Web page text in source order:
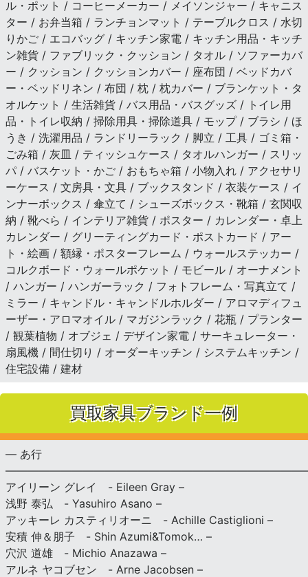
ル・ポット / コーヒーメーカー / メイソンジャー / キャニス
ター / お弁当箱 / ランチョンマット / テーブルクロス / 水切
りかご / エコバッグ / キッチン家電 / キッチン用品・キッチ
ン雑貨 / ファブリック・クッション / タオル / ソファーカバ
ー / クッション / クッションカバー / 座布団 / ベッドカバ
ー・ベッドリネン / 布団 / 枕 / 枕カバー / ブランケット・タ
オルケット / 生活雑貨 / バス用品・バスグッズ / トイレ用
品・トイレ収納 / 掃除用具・掃除道具 / モップ / ブラシ / ほ
うき / 洗濯用品 / ランドリーラック / 脚立 / 工具 / ゴミ箱・
ごみ箱 / 灰皿 / ティッシュケース / タオルハンガー / スリッ
パ / バスケット・かご / おもちゃ箱 / 小物入れ / アクセサリ
ーケース / 文房具・文具 / ブックスタンド / 衣装ケース / イ
ンナーボックス / 傘立て / シューズボックス・靴箱 / 玄関収
納 / 靴べら / インテリア雑貨 / ポスター / カレンダー・卓上
カレンダー / グリーティングカード・ポストカード / アー
ト・絵画 / 額縁・ポスターフレーム / ウォールステッカー /
コルクボード・ウォールポケット / モビール / オーナメント
/ ハンガー / ハンガーラック / フォトフレーム・写真立て /
ミラー / キャンドル・キャンドルホルダー / アロマディフュ
ーザー・アロマオイル / マガジンラック / 花瓶 / プランター
/ 観葉植物 / オブジェ / デザイン家電 / サーキュレーター・
扇風機 / 間仕切り / オーダーキッチン / システムキッチン /
住宅設備 / 建材
買取家具ブランド一例
— あ行
アイリーン グレイ - Eileen Gray –
浅野 泰弘 - Yasuhiro Asano –
アッキーレ カスティリオーニ - Achille Castiglioni –
安積 伸＆朋子 - Shin Azumi&Tomok… –
穴沢 道雄 - Michio Anazawa –
アルネ ヤコブセン - Arne Jacobsen –